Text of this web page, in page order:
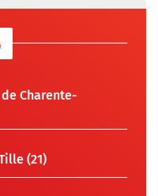
Charente-
(21)